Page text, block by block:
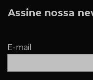
Assine nossa
E-mail